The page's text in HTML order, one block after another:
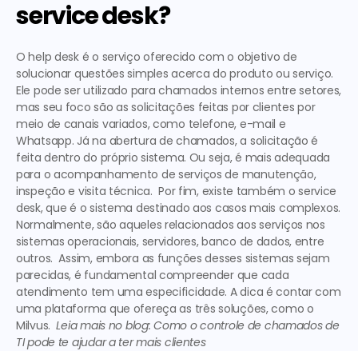
service desk?
O help desk é o serviço oferecido com o objetivo de
solucionar questões simples acerca do produto ou serviço.
Ele pode ser utilizado para chamados internos entre setores,
mas seu foco são as solicitações feitas por clientes por
meio de canais variados, como telefone, e-mail e
Whatsapp. Já na abertura de chamados, a solicitação é
feita dentro do próprio sistema. Ou seja, é mais adequada
para o acompanhamento de serviços de manutenção,
inspeção e visita técnica.  Por fim, existe também o service
desk, que é o sistema destinado aos casos mais complexos.
Normalmente, são aqueles relacionados aos serviços nos
sistemas operacionais, servidores, banco de dados, entre
outros.  Assim, embora as funções desses sistemas sejam
parecidas, é fundamental compreender que cada
atendimento tem uma especificidade. A dica é contar com
uma plataforma que ofereça as três soluções, como o
Milvus. Leia mais no blog: Como o controle de chamados de
TI pode te ajudar a ter mais clientes